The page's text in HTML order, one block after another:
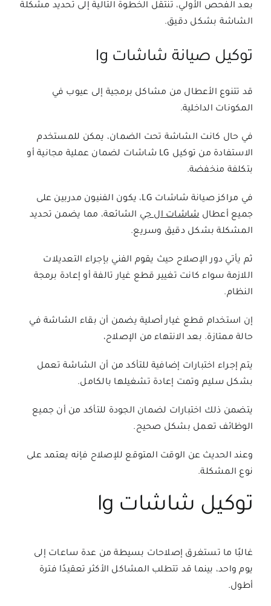
بعد الفحص الأولي، تنتقل الخطوة التالية إلى تحديد مشكلة
الشاشة بشكل دقيق.
توكيل صيانة شاشات lg
قد تتنوع الأعطال من مشاكل برمجية إلى عيوب في
المكونات الداخلية.
في حال كانت الشاشة تحت الضمان، يمكن للمستخدم
الاستفادة من توكيل LG شاشات
لضمان عملية مجانية أو
بتكلفة منخفضة.
في مراكز صيانة شاشات LG، يكون الفنيون مدربين على
جميع أعطالشاشات ال جيالشائعة، مما يضمن تحديد
المشكلة بشكل دقيق وسريع.
ثم يأتي دور الإصلاح حيث يقوم الفني بإجراء التعديلات
اللازمة سواء كانت تغيير قطع غيار تالفة أو إعادة برمجة
النظام.
إن استخدام قطع غيار أصلية يضمن أن بقاء الشاشة في
حالة ممتازة. بعد الانتهاء من الإصلاح،
يتم إجراء اختبارات إضافية للتأكد من أن الشاشة تعمل
بشكل سليم وتمت إعادة تشغيلها بالكامل.
يتضمن ذلك اختبارات لضمان الجودة للتأكد من أن جميع
الوظائف تعمل بشكل صحيح.
وعند الحديث عن الوقت المتوقع للإصلاح فإنه يعتمد على
نوع المشكلة.
توكيل شاشات lg
غالبًا ما تستغرق إصلاحات بسيطة من عدة ساعات إلى
يوم واحد، بينما قد تتطلب المشاكل الأكثر تعقيدًا فترة
أطول.